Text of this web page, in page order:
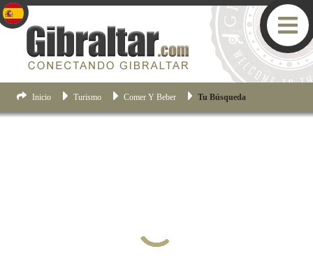
Inicio Turismo Comer Y Beber Tu Búsqueda